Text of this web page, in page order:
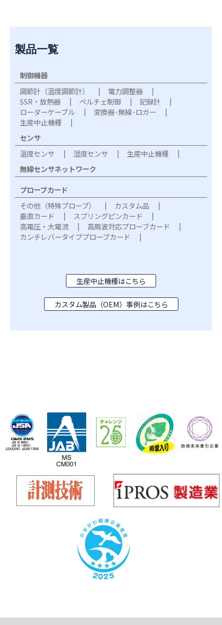
製品一覧
制御機器
調節計（温度調節計）
電力調整器
SSR・放熱器
ペルチェ制御
記録計
ローダーケーブル
変換器･無線･ロガー
生産中止機種
センサ
温度センサ
湿度センサ
生産中止機種
無線センサネットワーク
プローブカード
その他（特殊プローブ）
カスタム品
垂直カード
スプリングピンカード
高電圧・大電流
高周波対応プローブカード
カンチレバータイププローブカード
生産中止機種はこちら
カスタム製品（OEM）事例はこちら